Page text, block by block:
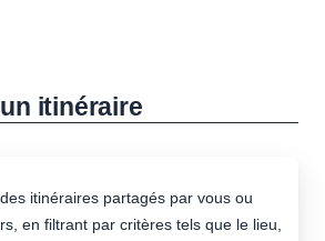
itinéraire
itinéraires partagés par vous ou
en filtrant par critères tels que le lieu,